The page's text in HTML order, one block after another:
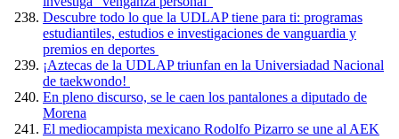
Descubre todo lo que la UDLAP tiene para ti: programas
estudiantiles, estudios e investigaciones de vanguardia y
premios en deportes
¡Aztecas de la UDLAP triunfan en la Universiadad Nacional
de taekwondo!
En pleno discurso, se le caen los pantalones a diputado de
Morena
El mediocampista mexicano Rodolfo Pizarro se une al AEK